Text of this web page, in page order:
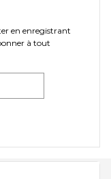
en enregistrant
à tout